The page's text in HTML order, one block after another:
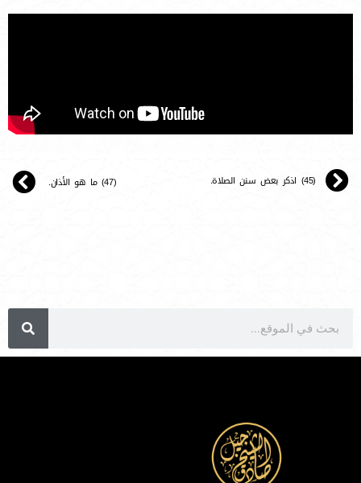
(45) اذكر بعض سنن الصلاة. (47) ما هو الأذان.